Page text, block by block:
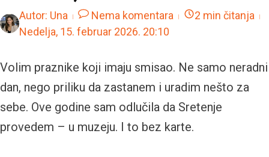
Autor: Una Nema komentara
2 min čitanja
Nedelja, 15. februar 2026. 20:10
Volim praznike koji imaju smisao. Ne samo neradni
dan, nego priliku da zastanem i uradim nešto za
sebe. Ove godine sam odlučila da Sretenje
provedem – u muzeju. I to bez karte.